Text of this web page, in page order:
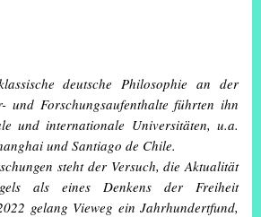
deutsche Philosophie an der
und Forschungsaufenthalte führten ihn
und internationale Universitäten, u.a.
und Santiago de Chile.
steht der Versuch, die Aktualität
als eines Denkens der Freiheit
gelang Vieweg ein Jahrhundertfund,